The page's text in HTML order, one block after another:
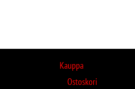
Kauppa
Ostoskori